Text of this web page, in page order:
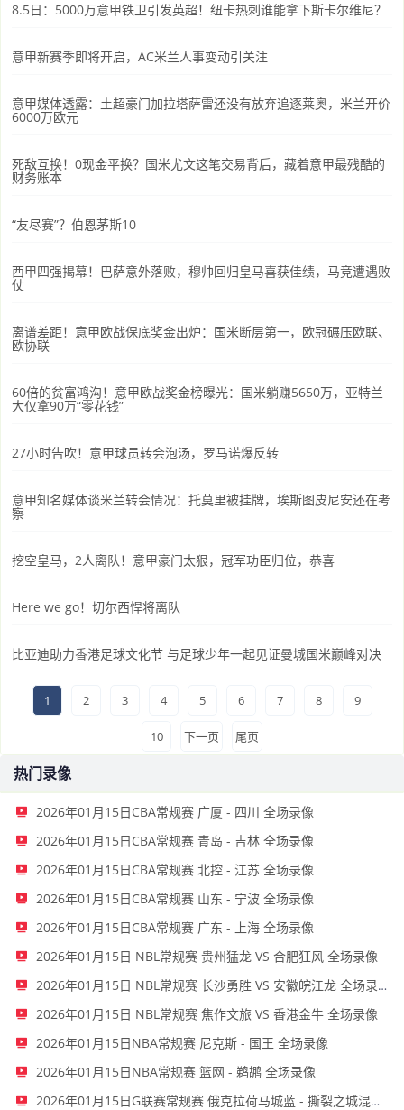
8.5日：5000万意甲铁卫引发英超！纽卡热刺谁能拿下斯卡尔维尼？
意甲新赛季即将开启，AC米兰人事变动引关注
意甲媒体透露：土超豪门加拉塔萨雷还没有放弃追逐莱奥，米兰开价
6000万欧元
死敌互换！0现金平换？国米尤文这笔交易背后，藏着意甲最残酷的
财务账本
“友尽赛”？伯恩茅斯10
西甲四强揭幕！巴萨意外落败，穆帅回归皇马喜获佳绩，马竞遭遇败
仗
离谱差距！意甲欧战保底奖金出炉：国米断层第一，欧冠碾压欧联、
欧协联
60倍的贫富鸿沟！意甲欧战奖金榜曝光：国米躺赚5650万，亚特兰
大仅拿90万“零花钱”
27小时告吹！意甲球员转会泡汤，罗马诺爆反转
意甲知名媒体谈米兰转会情况：托莫里被挂牌，埃斯图皮尼安还在考
察
挖空皇马，2人离队！意甲豪门太狠，冠军功臣归位，恭喜
Here we go！切尔西悍将离队
比亚迪助力香港足球文化节 与足球少年一起见证曼城国米巅峰对决
1 2 3 4 5 6 7 8 9
10 下一页 尾页
热门录像
2026年01月15日CBA常规赛 广厦 - 四川 全场录像
2026年01月15日CBA常规赛 青岛 - 吉林 全场录像
2026年01月15日CBA常规赛 北控 - 江苏 全场录像
2026年01月15日CBA常规赛 山东 - 宁波 全场录像
2026年01月15日CBA常规赛 广东 - 上海 全场录像
2026年01月15日 NBL常规赛 贵州猛龙 VS 合肥狂风 全场录像
2026年01月15日 NBL常规赛 长沙勇胜 VS 安徽皖江龙 全场录像
2026年01月15日 NBL常规赛 焦作文旅 VS 香港金牛 全场录像
2026年01月15日NBA常规赛 尼克斯 - 国王 全场录像
2026年01月15日NBA常规赛 篮网 - 鹈鹕 全场录像
2026年01月15日G联赛常规赛 俄克拉荷马城蓝 - 撕裂之城混音 全场录像